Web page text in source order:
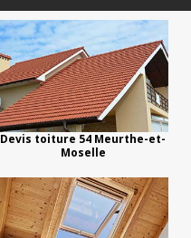
Devis toiture 54 Meurthe-et-
Moselle